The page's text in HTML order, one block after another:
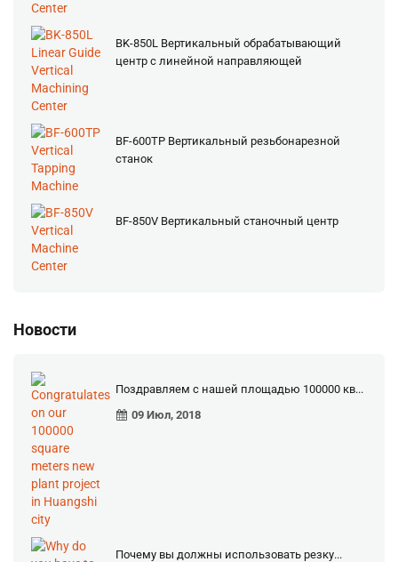
BK-850L Вертикальный обрабатывающий
центр с линейной направляющей
BF-600TP Вертикальный резьбонарезной
станок
BF-850V Вертикальный станочный центр
Новости
Поздравляем с нашей площадью 100000 кв...
09 Июл, 2018
Почему вы должны использовать резку...